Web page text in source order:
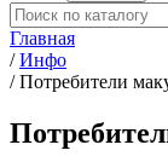
Главная
/ Инфо
/ Потребители